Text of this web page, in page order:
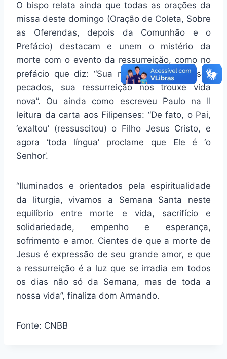
O bispo relata ainda que todas as orações da
missa deste domingo (Oração de Coleta, Sobre
as Oferendas, depois da Comunhão e o
Prefácio) destacam e unem o mistério da
morte com o evento da ressurreição, como no
prefácio que diz: “Sua morte apagou nossos
pecados, sua ressurreição nos trouxe vida
nova”. Ou ainda como escreveu Paulo na II
leitura da carta aos Filipenses: “De fato, o Pai,
‘exaltou’ (ressuscitou) o Filho Jesus Cristo, e
agora ‘toda língua’ proclame que Ele é ‘o
Senhor’.
“Iluminados e orientados pela espiritualidade
da liturgia, vivamos a Semana Santa neste
equilíbrio entre morte e vida, sacrifício e
solidariedade, empenho e esperança,
sofrimento e amor. Cientes de que a morte de
Jesus é expressão de seu grande amor, e que
a ressurreição é a luz que se irradia em todos
os dias não só da Semana, mas de toda a
nossa vida”, finaliza dom Armando.
Fonte: CNBB